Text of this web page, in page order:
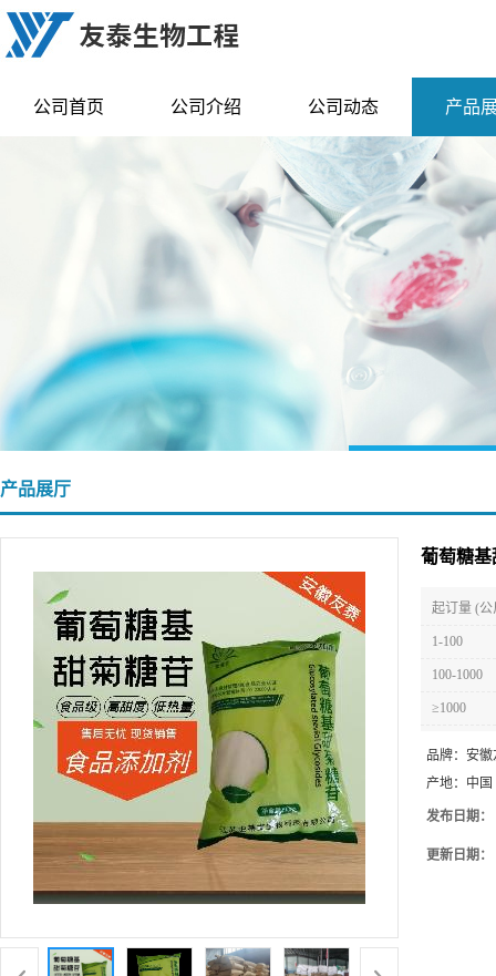
公司首页 公司介绍 公司动态 产品
产品展厅
葡萄糖基
起订量 (公
1-100
100-1000
≥1000
品牌： 安徽
产地： 中国
发布日期：
更新日期：